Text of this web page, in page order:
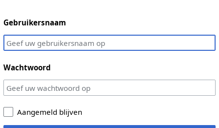
Gebruikersnaam
Wachtwoord
Aangemeld blijven